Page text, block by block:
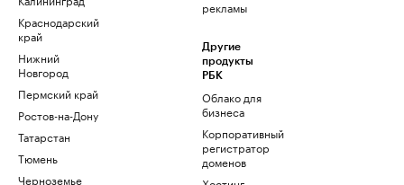
Краснодарский
край
Нижний
Новгород
Пермский край
Ростов-на-Дону
Татарстан
Тюмень
Черноземье
рекламы
Другие
продукты
РБК
Облако для
бизнеса
Корпоративный
регистратор
доменов